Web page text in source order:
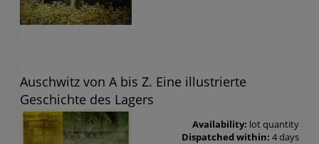
Auschwitz von A bis Z. Eine illustrierte
Geschichte des Lagers
Availability: lot quantity
Dispatched within: 4 days